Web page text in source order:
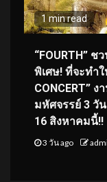
1 min read
“FOURTH”
พิเศษ! ที่จะทำใ
CONCERT”
มหัศจรรย์ 3 วั
16 สิงหาคมนี้!!
3 วัน ago